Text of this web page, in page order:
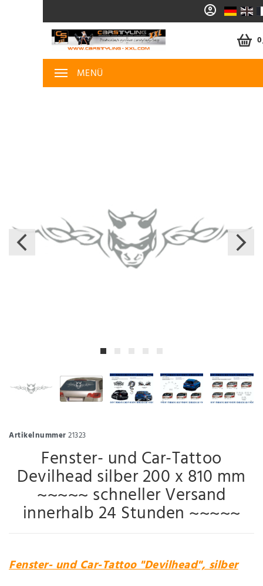
MENÜ
Artikelnummer21323
Fenster- und Car-Tattoo
Devilhead silber 200 x 810 mm
~~~~~ schneller Versand
innerhalb 24 Stunden ~~~~~
Fenster- und Car-Tattoo "Devilhead", silber